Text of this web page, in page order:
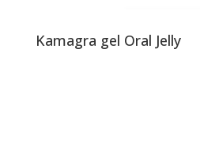
Kamagra gel Oral Jelly